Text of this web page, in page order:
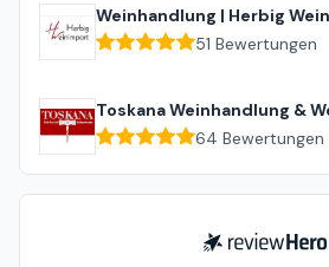
Weinhandlung | Herbig
51 Bewertungen
Toskana Weinhandlung &
64 Bewertungen
ReviewHero